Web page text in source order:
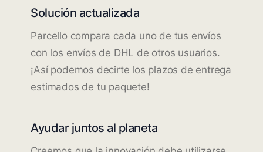
Solución actualizada
Parcello compara cada uno de tus envíos
con los envíos de DHL de otros usuarios.
¡Así podemos decirte los plazos de entrega
estimados de tu paquete!
Ayudar juntos al planeta